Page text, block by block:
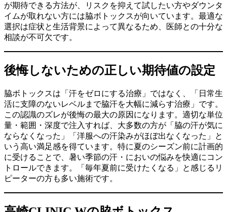
が期待できる方法が、リスクを抑えて試したい方やダウンタ
イムが取れない方には脇ボトックスが向いています。最適な
選択は症状と生活背景によって異なるため、医師との十分な
相談が不可欠です。
後悔しないための正しい期待値の設定
脇ボトックスは「汗をゼロにする治療」ではなく、「日常生
活に支障のないレベルまで脇汗を大幅に減らす治療」です。
この認識のズレが後悔の最大の原因になります。適切な単位
量・範囲・深度で注入すれば、大多数の方が「脇の汗が気に
ならなくなった」「洋服への汗染みがほぼ出なくなった」と
いう高い満足感を得ています。特に夏のシーズン前に計画的
に受けることで、暑い季節の汗・においの悩みを快適にコン
トロールできます。「毎年夏前に受けたくなる」と感じるリ
ピーターの方も多い施術です。